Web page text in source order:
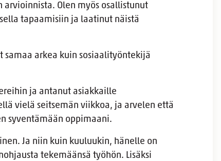
Olen myös osallistunut
tapaamisiin ja laatinut näistä
samaa arkea kuin sosiaalityöntekijä
ja antanut asiakkaille
vielä seitsemän viikkoa, ja arvelen että
syventämään oppimaani.
Ja niin kuin kuuluukin, hänelle on
tekemäänsä työhön. Lisäksi